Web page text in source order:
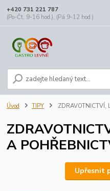
+420 731 221 787
(Po-Čt, 9-16 hod.), (Pá 9-12 hod.)
Úvod TIPY ZDRAVOTNICTVÍ,
A
Upřesnit